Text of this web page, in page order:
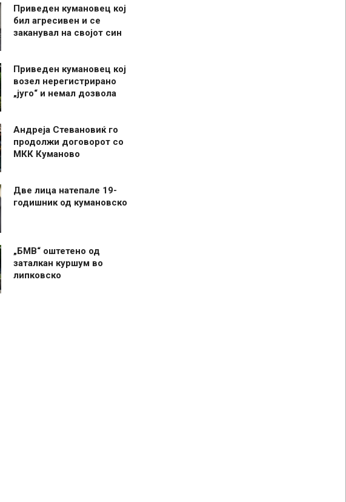
Приведен кумановец кој
бил агресивен и се
заканувал на својот син
Приведен кумановец кој
возел нерегистрирано
„југо“ и немал дозвола
Андреја Стевановиќ го
продолжи договорот со
МКК Куманово
Две лица натепале 19-
годишник од кумановско
„БМВ“ оштетено од
заталкан куршум во
липковско